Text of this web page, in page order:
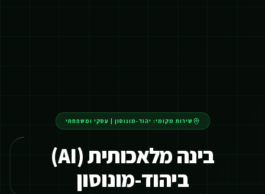
שירות מקומי: יהוד-מונוסון עסקי ומשפחתי
בינה מלאכותית (AI)
ביהוד-מונוסון